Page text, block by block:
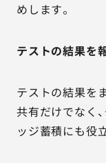
めします。
テストの結果を
テストの結果を
共有だけでなく
ッジ蓄積にも役